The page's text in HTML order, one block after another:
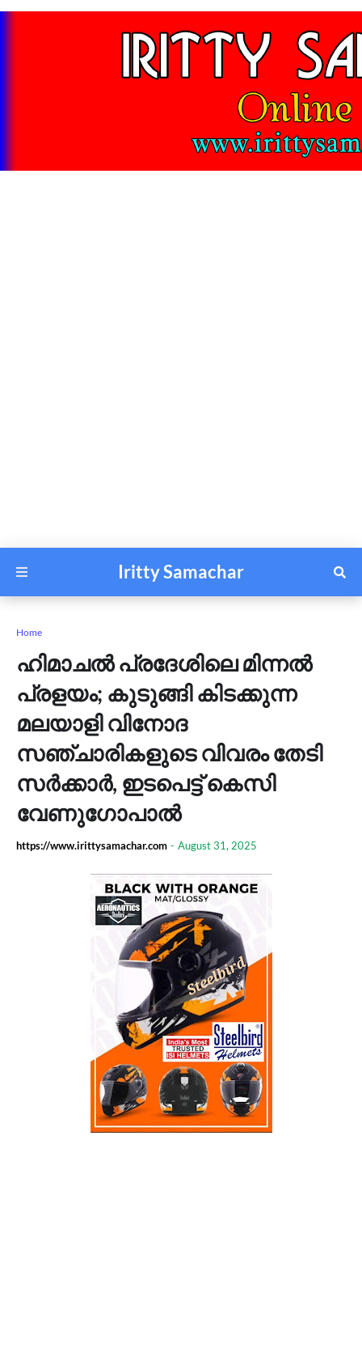
Iritty Samachar
Home
ഹിമാചൽ പ്രദേശിലെ മിന്നൽ
പ്രളയം; കുടുങ്ങി കിടക്കുന്ന
മലയാളി വിനോദ
സഞ്ചാരികളുടെ വിവരം തേടി
സര്‍ക്കാര്‍, ഇടപെട്ട് കെസി
വേണുഗോപാൽ
https://www.irittysamachar.com - August 31, 2025